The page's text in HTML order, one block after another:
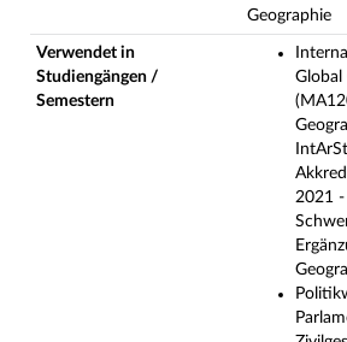
Geographie
Verwendet in
Studiengängen /
Semestern
Global
2021 -